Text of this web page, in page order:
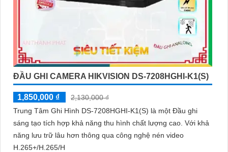
ĐẦU GHI CAMERA HIKVISION DS-7208HGHI-K1(S)
1,850,000 ₫
2,130,000 ₫
Trung Tâm Ghi Hình DS-7208HGHI-K1(S) là một Đầu ghi
sáng tạo tích hợp khả năng thu hình chất lượng cao. Với khả
năng lưu trữ lâu hơn thông qua công nghệ nén video
H.265+/H.265/H